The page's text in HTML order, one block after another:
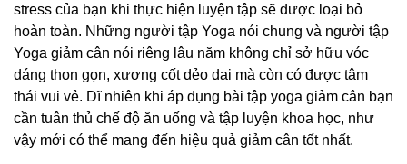
stress của bạn khi thực hiện luyện tập sẽ được loại bỏ
hoàn toàn. Những người tập Yoga nói chung và người tập
Yoga giảm cân nói riêng lâu năm không chỉ sở hữu vóc
dáng thon gọn, xương cốt dẻo dai mà còn có được tâm
thái vui vẻ. Dĩ nhiên khi áp dụng bài tập yoga giảm cân bạn
cần tuân thủ chế độ ăn uống và tập luyện khoa học, như
vậy mới có thể mang đến hiệu quả giảm cân tốt nhất.